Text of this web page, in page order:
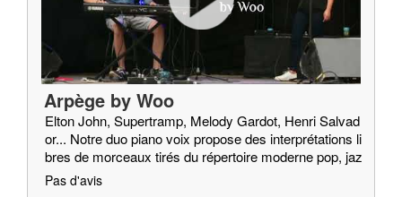
Arpège by Woo
Elton John, Supertramp, Melody Gardot, Henri Salvad
or... Notre duo piano voix propose des interprétations li
bres de morceaux tirés du répertoire moderne pop, jaz
z, soul…
Pas d'avis